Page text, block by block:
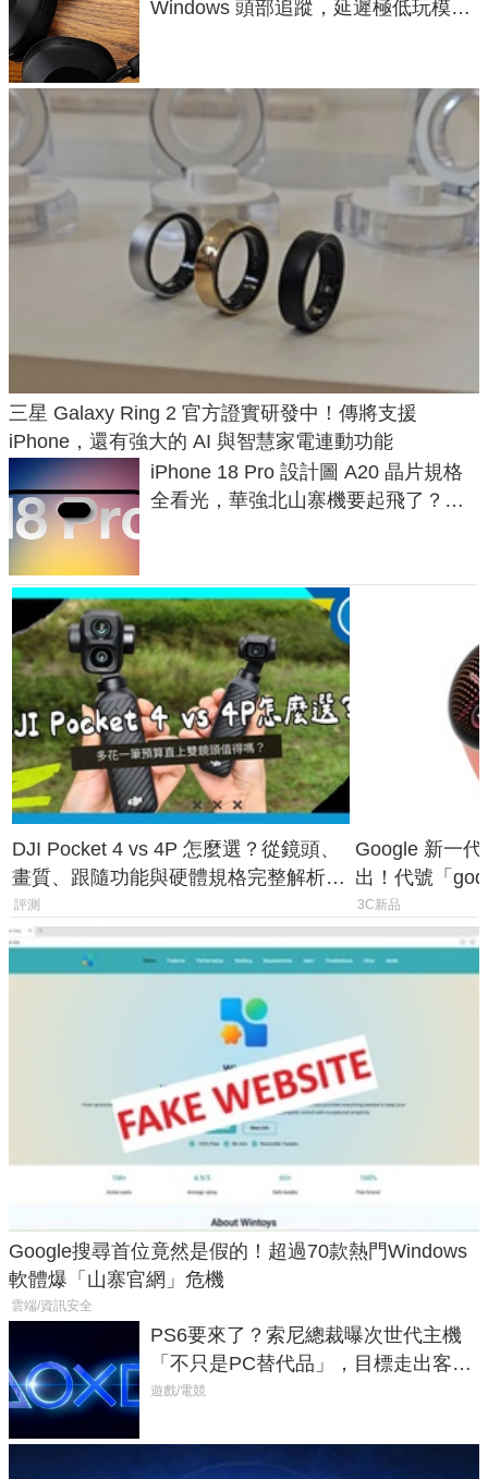
Windows 頭部追蹤，延遲極低玩模擬
三星 Galaxy Ring 2 官方證實研發中！傳將支援
iPhone，還有強大的 AI 與智慧家電連動功能
iPhone 18 Pro 設計圖 A20 晶片規格
全看光，華強北山寨機要起飛了？專
DJI Pocket 4 vs 4P 怎麼選？從鏡頭、
畫質、跟隨功能與硬體規格完整解析，
一次看懂兩台差異
評測
Google 新一
出！代號「
鎖定 AI 應用
3C新品
Google搜尋首位竟然是假的！超過70款熱門Windows
軟體爆「山寨官網」危機
雲端/資訊安全
PS6要來了？索尼總裁曝次世代主機
「不只是PC替代品」，目標走出客
廳、進軍電競桌面
遊戲/電競